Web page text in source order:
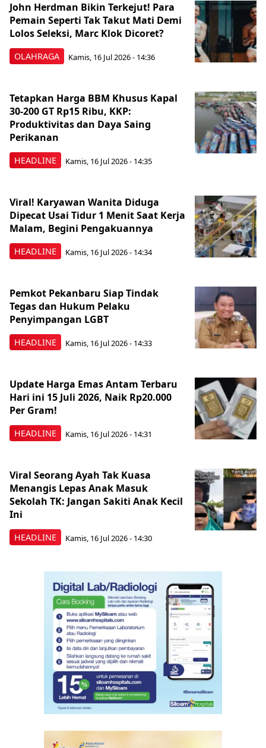
OLAHRAGA
John Herdman Bikin Terkejut! Para
Pemain Seperti Tak Takut Mati Demi
Lolos Seleksi, Marc Klok Dicoret?
Kamis, 16 Jul 2026 - 14:36
HEADLINE
Tetapkan Harga BBM Khusus Kapal
30-200 GT Rp15 Ribu, KKP:
Produktivitas dan Daya Saing
Perikanan
Kamis, 16 Jul 2026 - 14:35
HEADLINE
Viral! Karyawan Wanita Diduga
Dipecat Usai Tidur 1 Menit Saat Kerja
Malam, Begini Pengakuannya
Kamis, 16 Jul 2026 - 14:34
HEADLINE
Pemkot Pekanbaru Siap Tindak
Tegas dan Hukum Pelaku
Penyimpangan LGBT
Kamis, 16 Jul 2026 - 14:33
HEADLINE
Update Harga Emas Antam Terbaru
Hari ini 15 Juli 2026, Naik Rp20.000
Per Gram!
Kamis, 16 Jul 2026 - 14:31
HEADLINE
Viral Seorang Ayah Tak Kuasa
Menangis Lepas Anak Masuk
Sekolah TK: Jangan Sakiti Anak Kecil
Ini
Kamis, 16 Jul 2026 - 14:30